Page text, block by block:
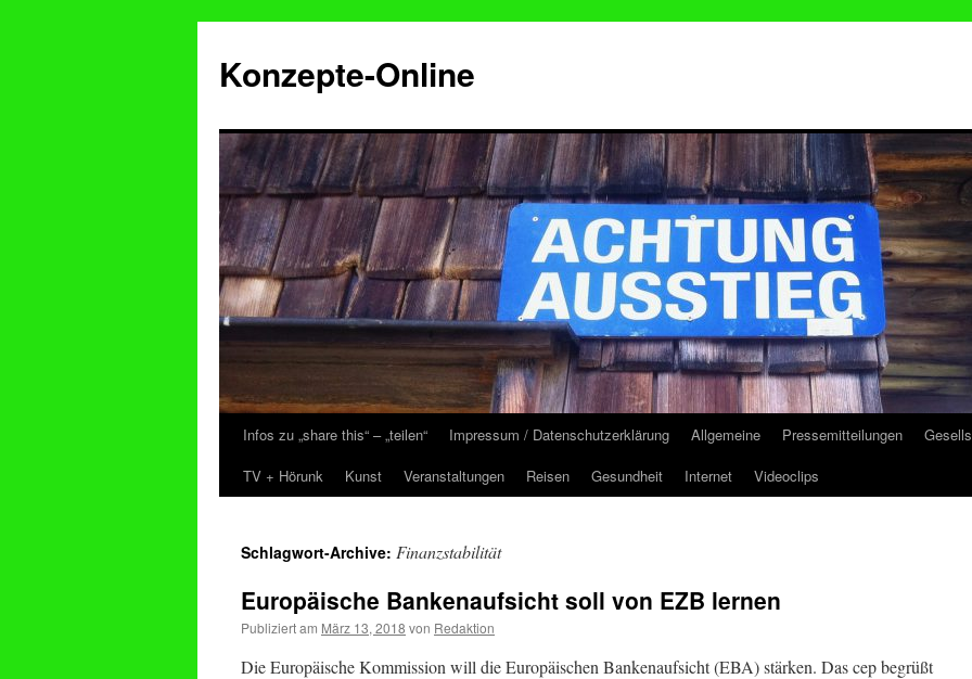
Konzepte-Online
Zum
Inhalt
Infos zu „share this“ – „teilen“ Impressum / Datenschutzerklärung Allgemeine Pressemitteilungen
TV + Hörunk
Kunst Veranstaltungen Reisen Gesundheit Internet Videoclips
Schlagwort-Archive: Finanzstabilität
Europäische Bankenaufsicht soll von EZB lernen
Publiziert am März 13, 2018 von Redaktion
Die Europäische Kommission will die Europäischen Bankenaufsicht (EBA) stärken. Das cep begrüßt